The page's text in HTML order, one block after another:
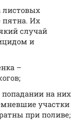
листовых
пятна. Их
случай
и
–
на них
участки
при поливе;